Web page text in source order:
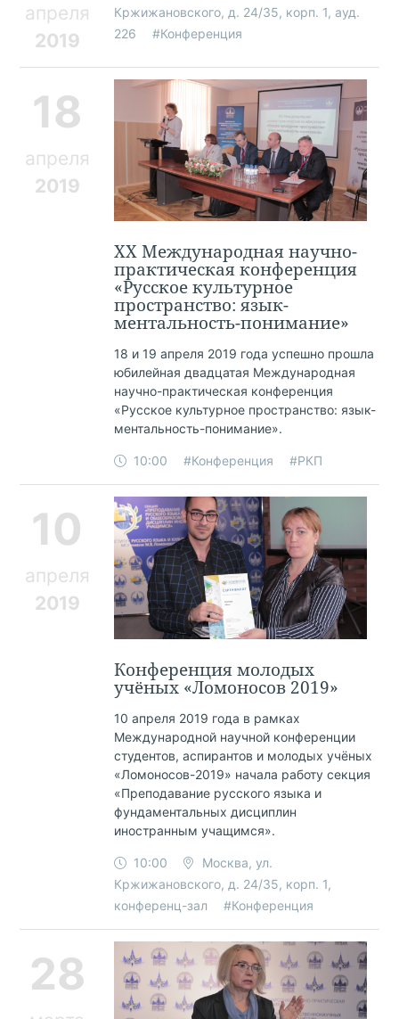
апреля
2019
Кржижановского, д. 24/35, корп. 1, ауд.
226
#Конференция
18
апреля
2019
XX Международная научно-
практическая конференция
«Русское культурное
пространство: язык-
ментальность-понимание»
18 и 19 апреля 2019 года успешно прошла
юбилейная двадцатая Международная
научно-практическая конференция
«Русское культурное пространство: язык-
ментальность-понимание».
10:00 #Конференция #РКП
10
апреля
2019
Конференция молодых
учёных «Ломоносов 2019»
10 апреля 2019 года в рамках
Международной научной конференции
студентов, аспирантов и молодых учёных
«Ломоносов-2019» начала работу секция
«Преподавание русского языка и
фундаментальных дисциплин
иностранным учащимся».
10:00
Москва, ул.
Кржижановского, д. 24/35, корп. 1,
конференц-зал
#Конференция
28